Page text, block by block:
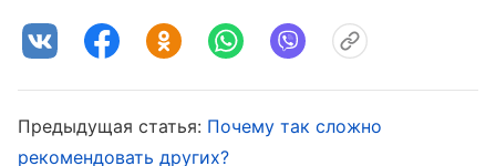
подавленным, и эффективность моей работы
вышестоящий лидер пришел сказать мне, что
часть работы, которую я раньше курировал,
Предыдущая статья: Почему так сложно
рекомендовать других?